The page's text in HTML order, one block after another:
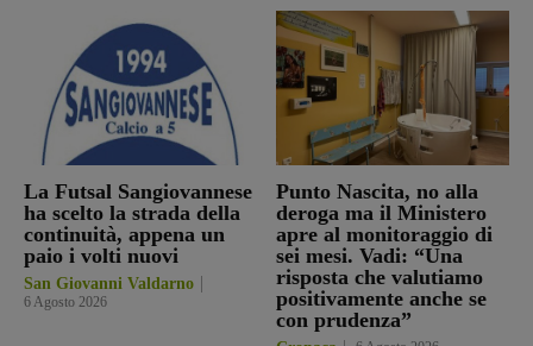
La Futsal Sangiovannese
ha scelto la strada della
continuità, appena un
paio i volti nuovi
San Giovanni Valdarno
6 Agosto 2026
Punto Nascita, no alla
deroga ma il Ministero
apre al monitoraggio di
sei mesi. Vadi: “Una
risposta che valutiamo
positivamente anche se
con prudenza”